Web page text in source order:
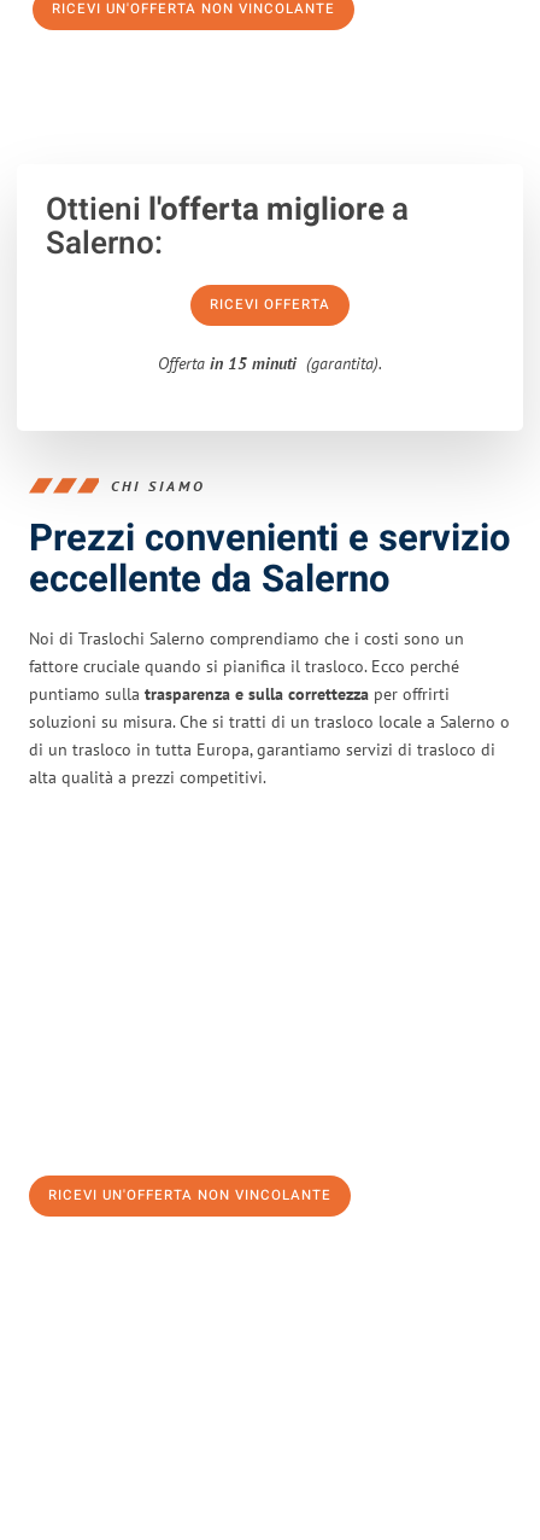
RICEVI UN'OFFERTA NON VINCOLANTE
Ottieni l'offerta migliorea
Salerno:
RICEVI OFFERTA
Offerta in 15 minuti (garantita).
CHI SIAMO
Prezzi convenienti e servizio
eccellente da Salerno
Noi di Traslochi Salerno comprendiamo che i costi sono un
fattore cruciale quando si pianifica il trasloco. Ecco perché
puntiamo sulla trasparenza e sulla correttezza per offrirti
soluzioni su misura. Che si tratti di un trasloco locale a Salerno o
di un trasloco in tutta Europa, garantiamo servizi di trasloco di
alta qualità a prezzi competitivi.
RICEVI UN'OFFERTA NON VINCOLANTE